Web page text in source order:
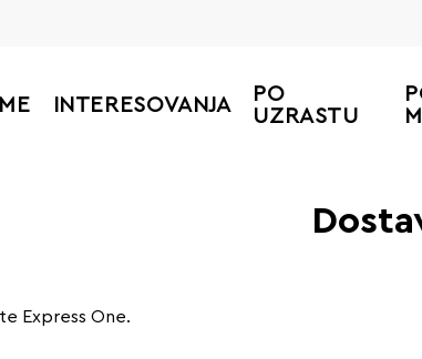
INTERESOVANJA
PO
UZRASTU
Express One.